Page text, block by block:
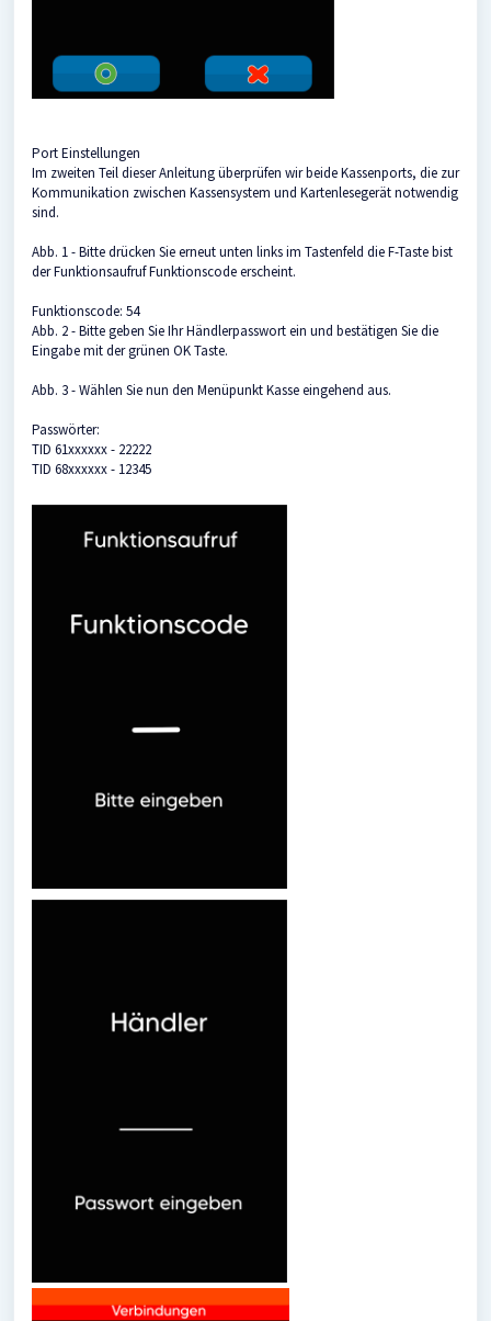
Port Einstellungen
Im zweiten Teil dieser Anleitung überprüfen wir beide Kassenports, die zur
Kommunikation zwischen Kassensystem und Kartenlesegerät notwendig
sind.
Abb. 1 - Bitte drücken Sie erneut unten links im Tastenfeld die F-Taste bist
der Funktionsaufruf Funktionscode erscheint.
Funktionscode: 54
Abb. 2 - Bitte geben Sie Ihr Händlerpasswort ein und bestätigen Sie die
Eingabe mit der grünen OK Taste.
Abb. 3 - Wählen Sie nun den Menüpunkt Kasse eingehend aus.
Passwörter:
TID 61xxxxxx - 22222
TID 68xxxxxx - 12345